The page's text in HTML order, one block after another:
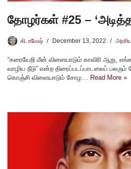
தோழர்கள் #25 –
கி. ரமேஷ் December 13, 2022
“கரையேறி மீன் விளையாடும் காவிரி ஆறு,
வாழிய நீடு” என்ற திரைப்படப்பாடலைப் பலரும்
கொஞ்சி விளையாடும் சோழ… Read More »